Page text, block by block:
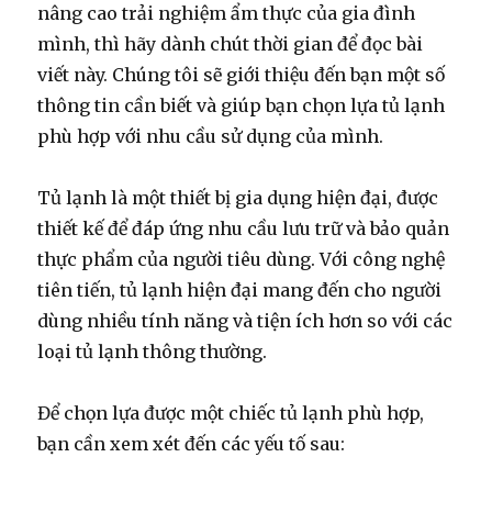
nâng cao trải nghiệm ẩm thực của gia đình
mình, thì hãy dành chút thời gian để đọc bài
viết này. Chúng tôi sẽ giới thiệu đến bạn một số
thông tin cần biết và giúp bạn chọn lựa tủ lạnh
phù hợp với nhu cầu sử dụng của mình.
Tủ lạnh là một thiết bị gia dụng hiện đại, được
thiết kế để đáp ứng nhu cầu lưu trữ và bảo quản
thực phẩm của người tiêu dùng. Với công nghệ
tiên tiến, tủ lạnh hiện đại mang đến cho người
dùng nhiều tính năng và tiện ích hơn so với các
loại tủ lạnh thông thường.
Để chọn lựa được một chiếc tủ lạnh phù hợp,
bạn cần xem xét đến các yếu tố sau: